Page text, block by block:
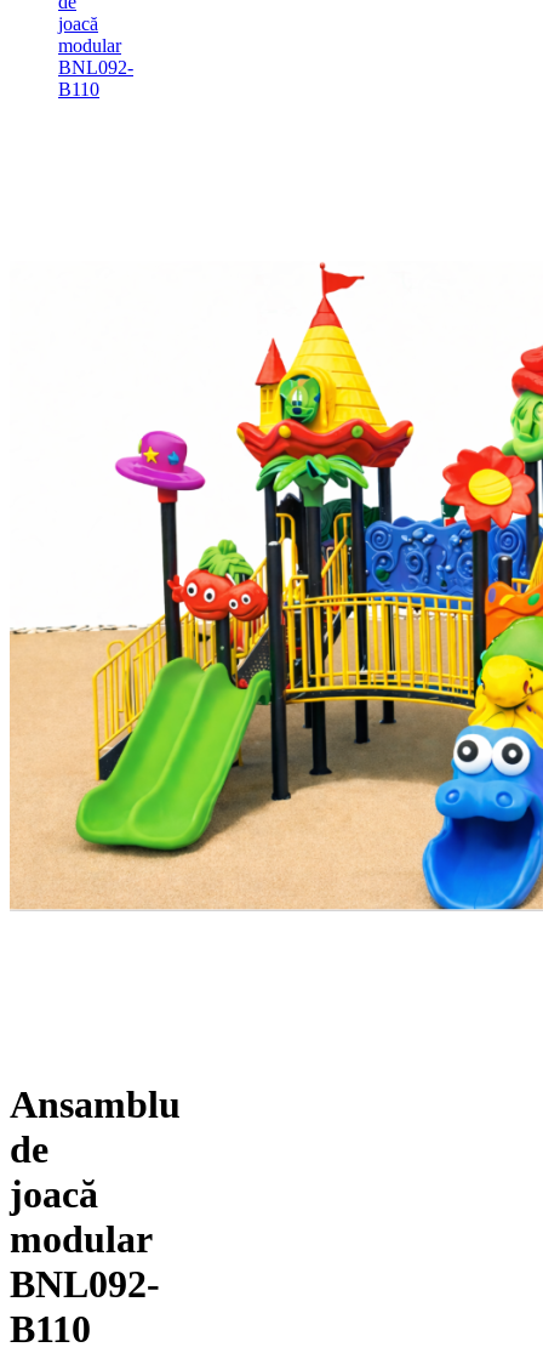
joacă
modular
BNL092-
B110
Ansamblu
de
joacă
modular
BNL092-
B110